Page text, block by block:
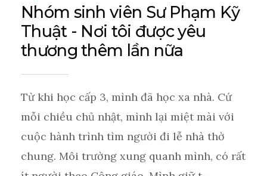
Nhóm sinh viên Sư Phạm Kỹ
Thuật - Nơi tôi được yêu
thương thêm lần nữa
Từ khi học cấp 3, mình đã học xa nhà. Cứ
mỗi chiều chủ nhật, mình lại miệt mài với
cuộc hành trình tìm người đi lễ nhà thờ
chung. Môi trường xung quanh mình, có rất